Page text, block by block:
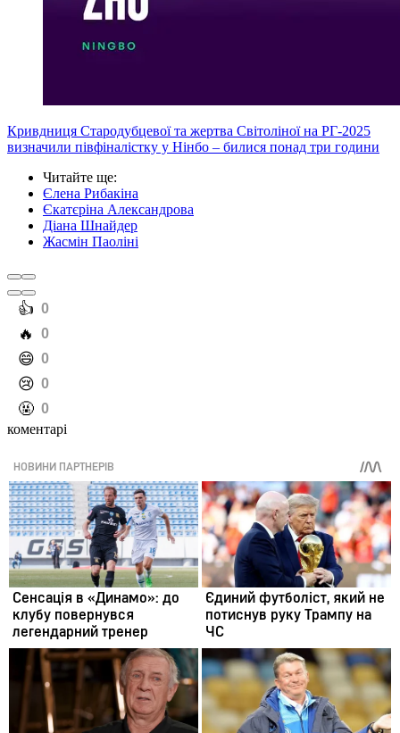
Кривдниця Стародубцевої та жертва Світоліної на РГ-2025
визначили півфіналістку у Нінбо – билися понад три години
Читайте ще:
Єлена Рибакіна
Єкатєріна Александрова
Діана Шнайдер
Жасмін Паоліні
️👍 0
️🔥 0
️😄 0
️😢 0
️🤬 0
коментарі